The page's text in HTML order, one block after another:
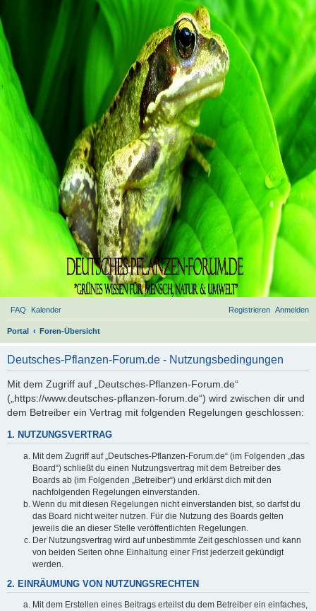
FAQ Kalender Anmelden
Registrieren
Portal Foren-Übersicht
Deutsches-Pflanzen-Forum.de - Nutzungsbedingungen
Mit dem Zugriff auf „Deutsches-Pflanzen-Forum.de“
(„https://www.deutsches-pflanzen-forum.de“) wird zwischen dir und
dem Betreiber ein Vertrag mit folgenden Regelungen geschlossen:
1. NUTZUNGSVERTRAG
Mit dem Zugriff auf „Deutsches-Pflanzen-Forum.de“ (im Folgenden „das
Board“) schließt du einen Nutzungsvertrag mit dem Betreiber des
Boards ab (im Folgenden „Betreiber“) und erklärst dich mit den
nachfolgenden Regelungen einverstanden.
Wenn du mit diesen Regelungen nicht einverstanden bist, so darfst du
das Board nicht weiter nutzen. Für die Nutzung des Boards gelten
jeweils die an dieser Stelle veröffentlichten Regelungen.
Der Nutzungsvertrag wird auf unbestimmte Zeit geschlossen und kann
von beiden Seiten ohne Einhaltung einer Frist jederzeit gekündigt
werden.
2. EINRÄUMUNG VON NUTZUNGSRECHTEN
Mit dem Erstellen eines Beitrags erteilst du dem Betreiber ein einfaches,